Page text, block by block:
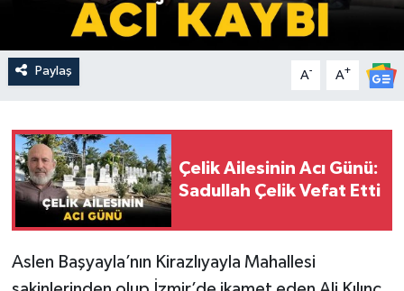
Paylaş A- A+
Çelik Ailesinin Acı Günü:
Sadullah Çelik Vefat Etti
Aslen Başyayla’nın Kirazlıyayla Mahallesi